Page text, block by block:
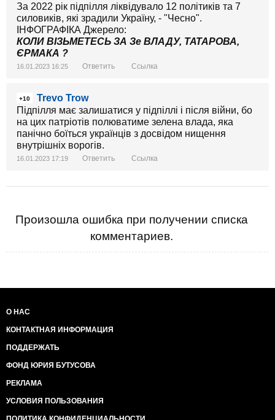
За 2022 рік підпілля ліквідувало 12 політиків та 7
силовиків, які зрадили Україну, - "Чесно".
ІНФОГРАФІКА Джерело:
КОЛИ ВІЗЬМЕТЕСЬ ЗА Зе ВЛАДУ, ТАТАРОВА,
ЄРМАКА ?
16.01.2023 16:25 Ответить Ссылка
+10
Trevo Trow
Підпілля має залишатися у підпіллі і після війни, бо
на цих патріотів полюватиме зелена влада, яка
панічно боїться українців з досвідом нищення
внутрішніх ворогів.
16.01.2023 17:19 Ответить Ссылка
Произошла ошибка при получении списка
комментариев.
О НАС
КОНТАКТНАЯ ИНФОРМАЦИЯ
ПОДДЕРЖАТЬ
ФОНД ЮРИЯ БУТУСОВА
РЕКЛАМА
УСЛОВИЯ ПОЛЬЗОВАНИЯ